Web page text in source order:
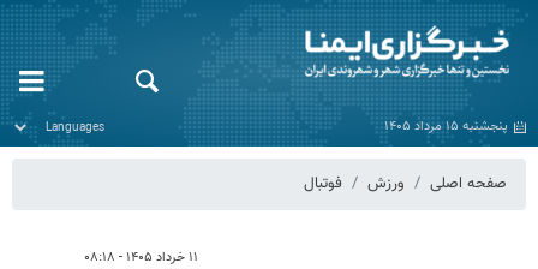
پنجشنبه ۱۵ مرداد ۱۴۰۵
صفحه اصلی ورزش فوتبال
۱۱ خرداد ۱۴۰۵ - ۰۸:۱۸